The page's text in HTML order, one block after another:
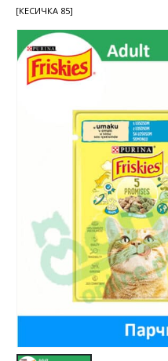
[КЕСИЧКА 85]